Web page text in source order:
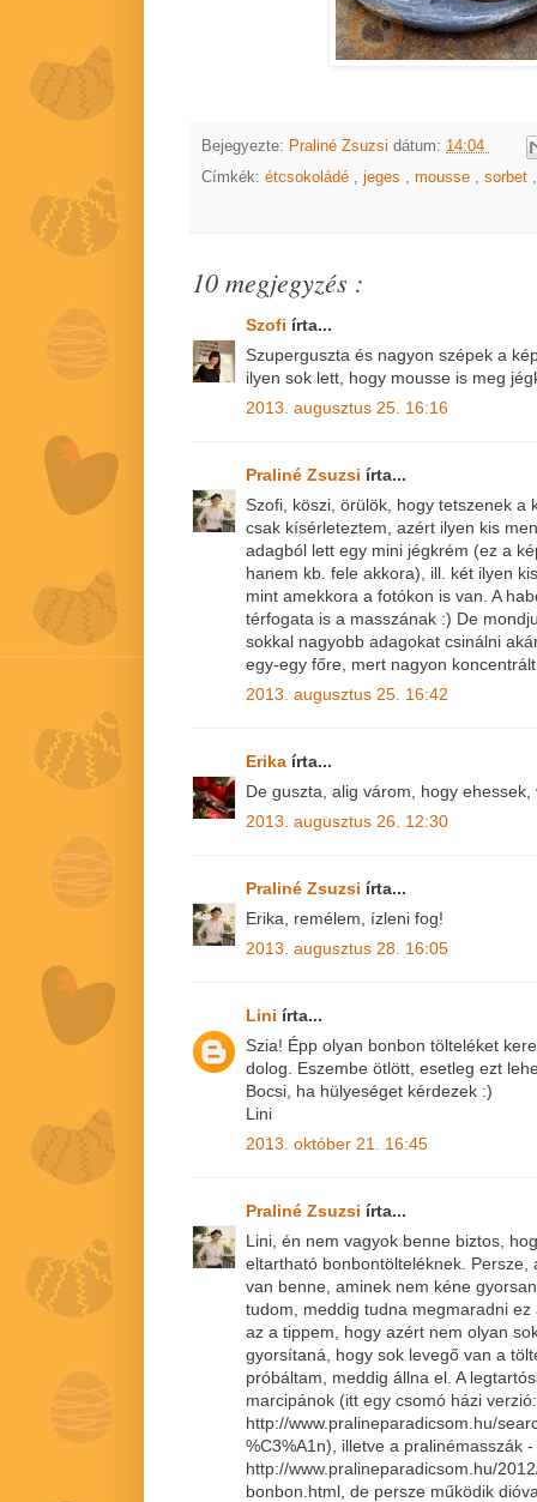
Bejegyezte: Praliné Zsuzsi dátum: 14:04
Címkék: étcsokoládé , jeges , mousse , sorbet
10 megjegyzés :
Szofi írta...
Szuperguszta és nagyon szépek a
ilyen sok lett, hogy mousse is meg
2013. augusztus 25. 16:16
Praliné Zsuzsi írta...
Szofi, köszi, örülök, hogy tetszenek a
csak kísérleteztem, azért ilyen kis
adagból lett egy mini jégkrém (ez a
hanem kb. fele akkora), ill. két ilyen
mint amekkora a fotókon is van. A
térfogata is a masszának :) De
sokkal nagyobb adagokat csinálni
egy-egy főre, mert nagyon
2013. augusztus 25. 16:42
Erika írta...
De guszta, alig várom, hogy
2013. augusztus 26. 12:30
Praliné Zsuzsi írta...
Erika, remélem, ízleni fog!
2013. augusztus 28. 16:05
Lini írta...
Szia! Épp olyan bonbon tölteléket
dolog. Eszembe ötlött, esetleg ezt
Bocsi, ha hülyeséget kérdezek :)
Lini
2013. október 21. 16:45
Praliné Zsuzsi írta...
Lini, én nem vagyok benne biztos,
eltartható bonbontölteléknek.
van benne, aminek nem kéne
tudom, meddig tudna megmaradni
az a tippem, hogy azért nem olyan
gyorsítaná, hogy sok levegő van a
próbáltam, meddig állna el. A
marcipánok (itt egy csomó házi verzió:
http://www.pralineparadicsom.hu/
%C3%A1n), illetve a pralinémasszák
http://www.pralineparadicsom.hu/
bonbon.html, de persze működik